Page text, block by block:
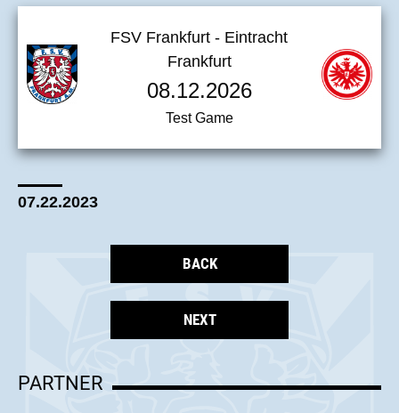
neuen Spieler trifft der FSV mit dem FC Carl
Zeiss Jena um 14 Uhr erneut auf einen
Regionalligisten, diesmal aus der Nordost-
FSV Frankfurt - Eintracht
Frankfurt
08.12.2026
Test Game
07.22.2023
BACK
NEXT
PARTNER